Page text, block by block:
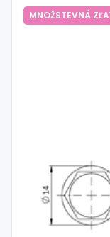
MNOŽSTEVNÁ